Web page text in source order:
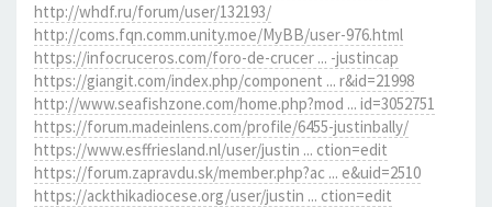
http://whdf.ru/forum/user/132193/
http://coms.fqn.comm.unity.moe/MyBB/user-976.html
https://infocruceros.com/foro-de-crucer ... -justincap
https://giangit.com/index.php/component ... r&id=21998
http://www.seafishzone.com/home.php?mod ... id=3052751
https://forum.madeinlens.com/profile/6455-justinbally/
https://www.esffriesland.nl/user/justin ... ction=edit
https://forum.zapravdu.sk/member.php?ac ... e&uid=2510
https://ackthikadiocese.org/user/justin ... ction=edit